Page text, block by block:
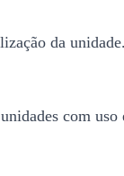
da
com